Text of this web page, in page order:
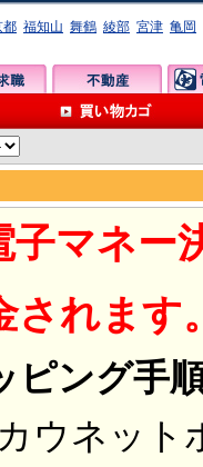
都 福知山 舞鶴 綾部 宮津 亀岡
子マネー
されます
ピング手
ウネット